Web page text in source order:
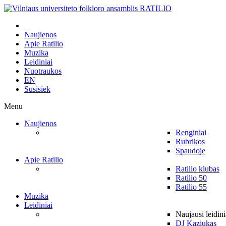
Naujienos
Apie Ratilio
Muzika
Leidiniai
Nuotraukos
EN
Susisiek
Menu
Naujienos
Renginiai
Rubrikos
Spaudoje
Apie Ratilio
Ratilio klubas
Ratilio 50
Ratilio 55
Muzika
Leidiniai
Naujausi
DJ Kaziukas